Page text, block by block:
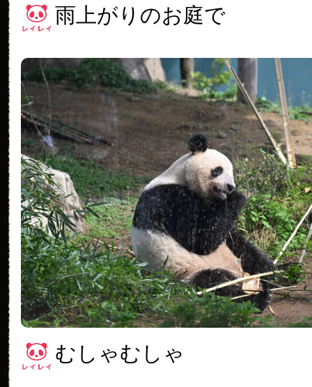
雨上がりのお庭で
むしゃむしゃ